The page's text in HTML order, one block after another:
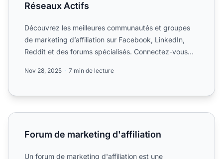
Réseaux Actifs
Découvrez les meilleures communautés et groupes
de marketing d’affiliation sur Facebook, LinkedIn,
Reddit et des forums spécialisés. Connectez-vous
Nov 28, 2025 7 min de lecture
Forum de marketing d'affiliation
Forum de marketing d'affiliation
Un forum de marketing d'affiliation est une